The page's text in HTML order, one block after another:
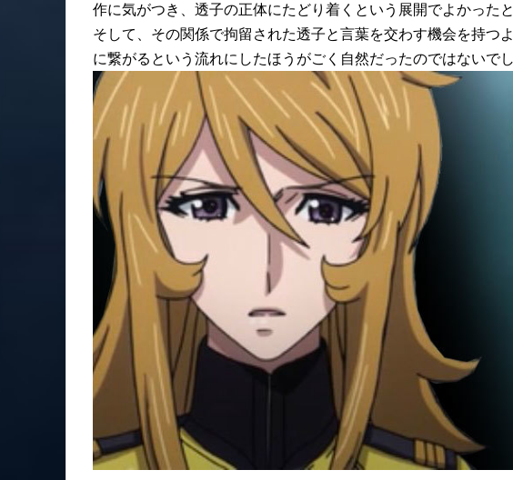
作に気がつき、透子の正体にたどり着くという展開でよかったと
そして、その関係で拘留された透子と言葉を交わす機会を持つ
に繋がるという流れにしたほうがごく自然だったのではないで